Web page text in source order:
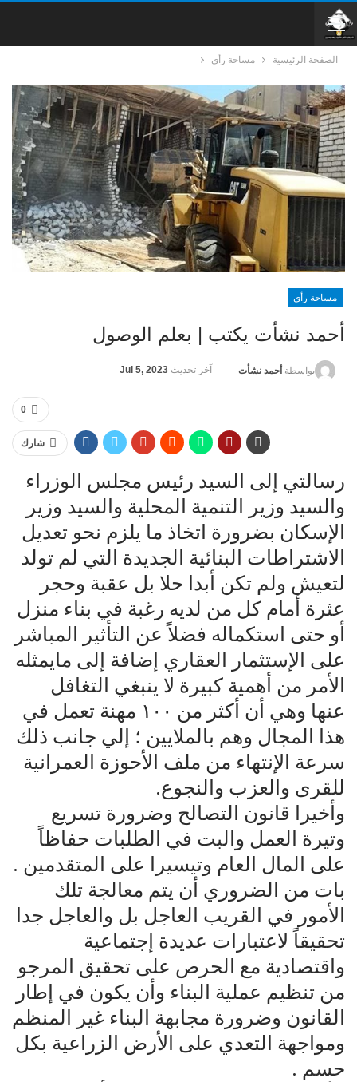
الصفحة الرئيسية مساحة رأي
مساحة رأي
أحمد نشأت يكتب | بعلم الوصول
بواسطة أحمد نشأت آخر تحديث Jul 5, 2023
0
شارك
رسالتي إلى السيد رئيس مجلس الوزراء
والسيد وزير التنمية المحلية والسيد وزير
الإسكان بضرورة اتخاذ ما يلزم نحو تعديل
الاشتراطات البنائية الجديدة التي لم تولد
لتعيش ولم تكن أبدا حلا بل عقبة وحجر
عثرة أمام كل من لديه رغبة في بناء منزل
أو حتى استكماله فضلاً عن التأثير المباشر
على الإستثمار العقاري إضافة إلى مايمثله
الأمر من أهمية كبيرة لا ينبغي التغافل
عنها وهي أن أكثر من ١٠٠ مهنة تعمل في
هذا المجال وهم بالملايين ؛ إلي جانب ذلك
سرعة الإنتهاء من ملف الأحوزة العمرانية
للقرى والعزب والنجوع.
وأخيرا قانون التصالح وضرورة تسريع
وتيرة العمل والبت في الطلبات حفاظاً
على المال العام وتيسيرا على المتقدمين .
بات من الضروري أن يتم معالجة تلك
الأمور في القريب العاجل بل والعاجل جدا
تحقيقاً لاعتبارات عديدة إجتماعية
واقتصادية مع الحرص على تحقيق المرجو
من تنظيم عملية البناء وأن يكون في إطار
القانون وضرورة مجابهة البناء غير المنظم
ومواجهة التعدي على الأرض الزراعية بكل
حسم .